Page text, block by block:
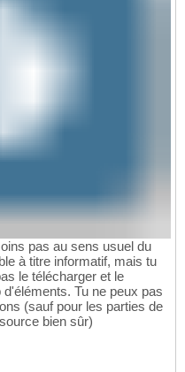
pas au sens usuel du
à titre informatif, mais tu
le télécharger et le
Tu ne peux pas
(sauf pour les parties de
bien sûr)